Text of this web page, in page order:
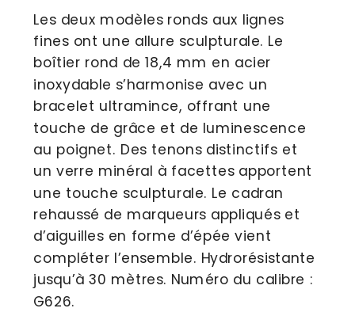
Les deux modèles ronds aux lignes
fines ont une allure sculpturale. Le
boîtier rond de 18,4 mm en acier
inoxydable s’harmonise avec un
bracelet ultramince, offrant une
touche de grâce et de luminescence
au poignet. Des tenons distinctifs et
un verre minéral à facettes apportent
une touche sculpturale. Le cadran
rehaussé de marqueurs appliqués et
d’aiguilles en forme d’épée vient
compléter l’ensemble. Hydrorésistante
jusqu’à 30 mètres. Numéro du calibre :
G626.